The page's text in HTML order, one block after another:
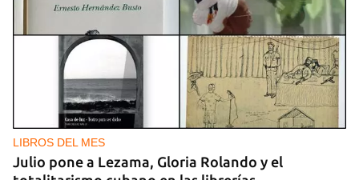
LIBROS DEL MES
Julio pone a Lezama, Gloria Rolando y el